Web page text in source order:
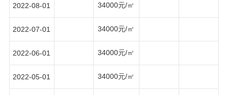
2022-08-01 34000元/㎡
2022-07-01 34000元/㎡
2022-06-01 34000元/㎡
2022-05-01 34000元/㎡